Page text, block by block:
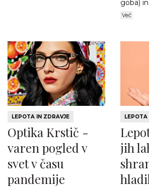
goba)
Več
LEPOTA IN ZDRAVJE
Optika Krstič -
varen pogled v
svet v času
pandemije
jih